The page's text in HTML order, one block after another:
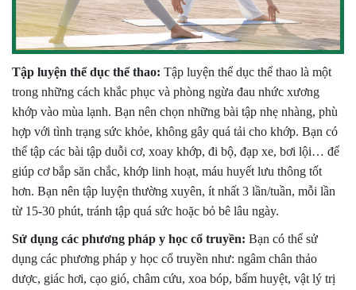
Tập luyện thể dục thể thao: Tập luyện thể dục thể thao là một
trong những cách khắc phục và phòng ngừa đau nhức xương
khớp vào mùa lạnh. Bạn nên chọn những bài tập nhẹ nhàng, phù
hợp với tình trạng sức khỏe, không gây quá tải cho khớp. Bạn có
thể tập các bài tập duỗi cơ, xoay khớp, đi bộ, đạp xe, bơi lội… để
giúp cơ bắp săn chắc, khớp linh hoạt, máu huyết lưu thông tốt
hơn. Bạn nên tập luyện thường xuyên, ít nhất 3 lần/tuần, mỗi lần
từ 15-30 phút, tránh tập quá sức hoặc bỏ bê lâu ngày.
Sử dụng các phương pháp y học cổ truyền: Bạn có thể sử
dụng các phương pháp y học cổ truyền như: ngâm chân thảo
dược, giác hơi, cạo gió, châm cứu, xoa bóp, bấm huyệt, vật lý trị